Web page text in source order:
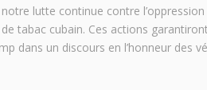
notre lutte continue contre
tabac cubain. Ces actions
dans un discours en l’honneur des